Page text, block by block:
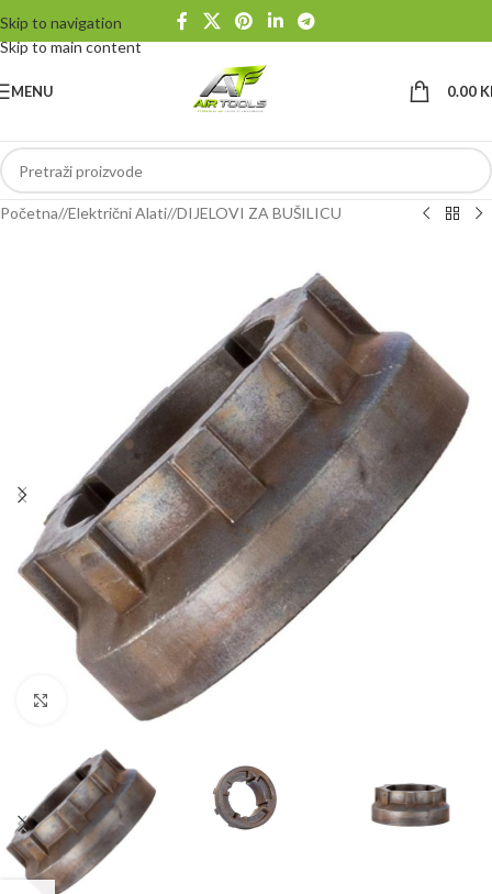
Skip to navigation
Skip to main content
MENU 0.00
Početna/ Električni Alati/ DIJELOVI ZA BUŠILICU
Klikni da uvećaš